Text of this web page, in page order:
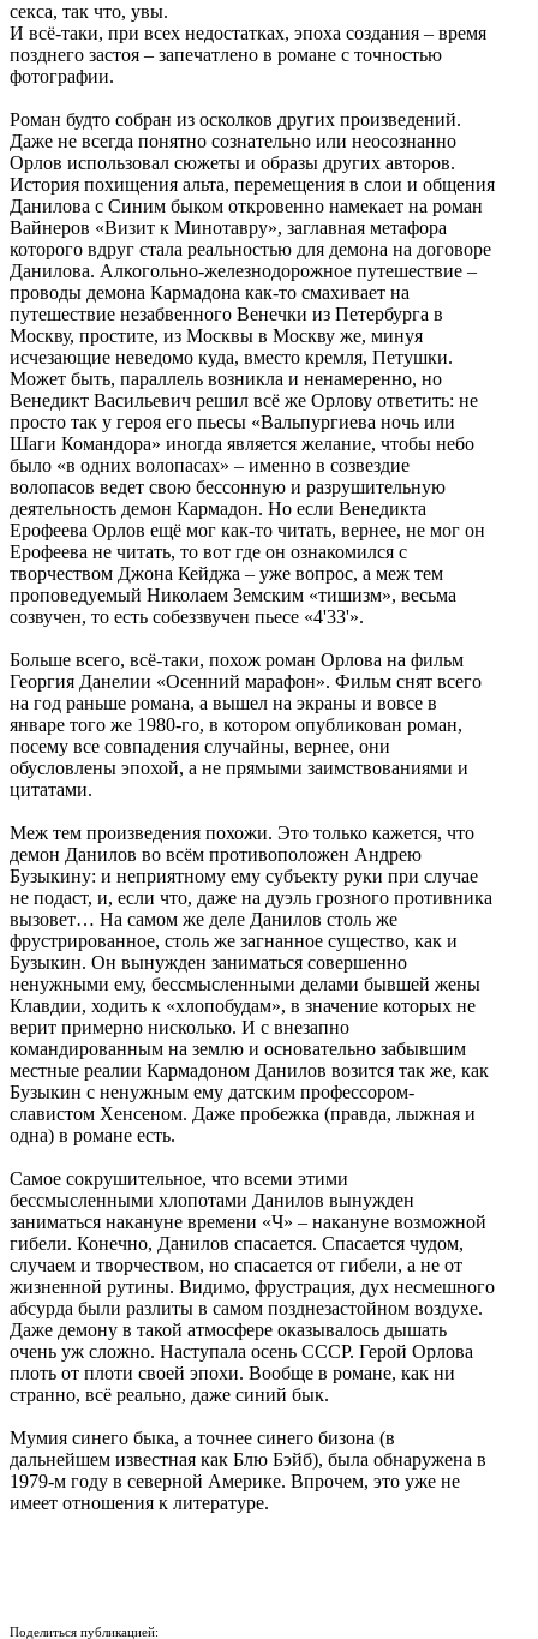
секса, так что, увы.
И всё-таки, при всех недостатках, эпоха создания – время
позднего застоя – запечатлено в романе с точностью
фотографии.
Роман будто собран из осколков других произведений.
Даже не всегда понятно сознательно или неосознанно
Орлов использовал сюжеты и образы других авторов.
История похищения альта, перемещения в слои и общения
Данилова с Синим быком откровенно намекает на роман
Вайнеров «Визит к Минотавру», заглавная метафора
которого вдруг стала реальностью для демона на договоре
Данилова. Алкогольно-железнодорожное путешествие –
проводы демона Кармадона как-то смахивает на
путешествие незабвенного Венечки из Петербурга в
Москву, простите, из Москвы в Москву же, минуя
исчезающие неведомо куда, вместо кремля, Петушки.
Может быть, параллель возникла и ненамеренно, но
Венедикт Васильевич решил всё же Орлову ответить: не
просто так у героя его пьесы «Вальпургиева ночь или
Шаги Командора» иногда является желание, чтобы небо
было «в одних волопасах» – именно в созвездие
волопасов ведет свою бессонную и разрушительную
деятельность демон Кармадон. Но если Венедикта
Ерофеева Орлов ещё мог как-то читать, вернее, не мог он
Ерофеева не читать, то вот где он ознакомился с
творчеством Джона Кейджа – уже вопрос, а меж тем
проповедуемый Николаем Земским «тишизм», весьма
созвучен, то есть собеззвучен пьесе «4'33'».
Больше всего, всё-таки, похож роман Орлова на фильм
Георгия Данелии «Осенний марафон». Фильм снят всего
на год раньше романа, а вышел на экраны и вовсе в
январе того же 1980-го, в котором опубликован роман,
посему все совпадения случайны, вернее, они
обусловлены эпохой, а не прямыми заимствованиями и
цитатами.
Меж тем произведения похожи. Это только кажется, что
демон Данилов во всём противоположен Андрею
Бузыкину: и неприятному ему субъекту руки при случае
не подаст, и, если что, даже на дуэль грозного противника
вызовет… На самом же деле Данилов столь же
фрустрированное, столь же загнанное существо, как и
Бузыкин. Он вынужден заниматься совершенно
ненужными ему, бессмысленными делами бывшей жены
Клавдии, ходить к «хлопобудам», в значение которых не
верит примерно нисколько. И с внезапно
командированным на землю и основательно забывшим
местные реалии Кармадоном Данилов возится так же, как
Бузыкин с ненужным ему датским профессором-
славистом Хенсеном. Даже пробежка (правда, лыжная и
одна) в романе есть.
Самое сокрушительное, что всеми этими
бессмысленными хлопотами Данилов вынужден
заниматься накануне времени «Ч» – накануне возможной
гибели. Конечно, Данилов спасается. Спасается чудом,
случаем и творчеством, но спасается от гибели, а не от
жизненной рутины. Видимо, фрустрация, дух несмешного
абсурда были разлиты в самом позднезастойном воздухе.
Даже демону в такой атмосфере оказывалось дышать
очень уж сложно. Наступала осень СССР. Герой Орлова
плоть от плоти своей эпохи. Вообще в романе, как ни
странно, всё реально, даже синий бык.
Мумия синего быка, а точнее синего бизона (в
дальнейшем известная как Блю Бэйб), была обнаружена в
1979-м году в северной Америке. Впрочем, это уже не
имеет отношения к литературе.
Поделиться публикацией: